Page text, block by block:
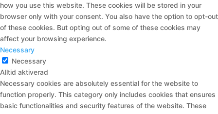
how you use this website. These cookies will be stored in your
browser only with your consent. You also have the option to opt-out
of these cookies. But opting out of some of these cookies may
affect your browsing experience.
Necessary
Necessary
Alltid aktiverad
Necessary cookies are absolutely essential for the website to
function properly. This category only includes cookies that ensures
basic functionalities and security features of the website. These